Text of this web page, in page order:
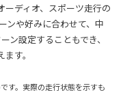
ーディオ、スポーツ走行の
ンや好みに合わせて、中
ン設定することもでき、
す。
す。実際の走行状態を示すも